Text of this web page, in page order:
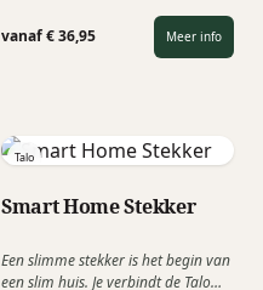
Waar de meeste lampen een
standaardschakelaar hebben,
wordt de Heng Balance Lamp
door de hangende houten bal en
blijft deze in de lucht hangen,
ingeschakeld.
vanaf € 36,95 Meer info
Talo
Smart Home Stekker
Een slimme stekker is het begin van
een slim huis. Je verbindt de Talo